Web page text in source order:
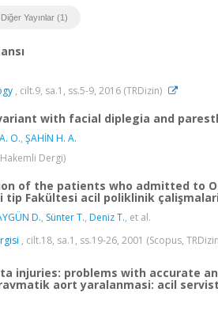
Diğer Yayınlar (1)
, cilt.9, sa.1, ss.5-9, 2016 (TRDizin)
with facial diplegia and
O., ŞAHİN H. A.
Dergi)
of the patients who admitted to
tip Fakültesi acil poliklinik
D., Sünter T., Deniz T., et al.
, cilt.18, sa.1, ss.19-26, 2001 (Scopus,
injuries: problems with accurate
aort yaralanmasi: acil